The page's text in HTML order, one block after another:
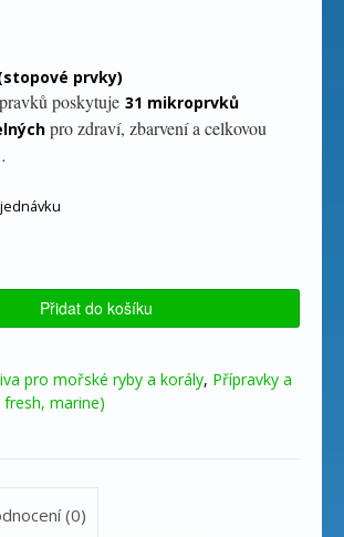
(stopové prvky)
poskytuje 31 mikroprvků
pro zdraví, zbarvení a celkovou
Přidat do košíku
pro mořské ryby a korály, Přípravky a
marine)
(0)